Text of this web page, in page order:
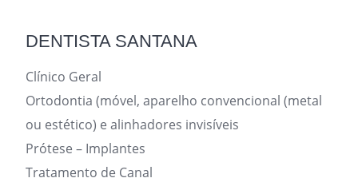
DENTISTA SANTANA
Clínico Geral
Ortodontia (móvel, aparelho convencional (metal
ou estético) e alinhadores invisíveis
Prótese – Implantes
Tratamento de Canal